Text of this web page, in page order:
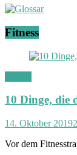
s
|
i
t
ä
t
Fitness
10 Dinge, die
14. Oktober 2019
Vor dem